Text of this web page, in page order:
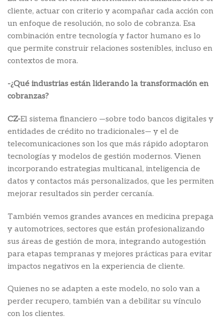
cliente, actuar con criterio y acompañar cada acción con
un enfoque de resolución, no solo de cobranza. Esa
combinación entre tecnología y factor humano es lo
que permite construir relaciones sostenibles, incluso en
contextos de mora.
-¿Qué industrias están liderando la transformación en
cobranzas?
CZ-El sistema financiero —sobre todo bancos digitales y
entidades de crédito no tradicionales— y el de
telecomunicaciones son los que más rápido adoptaron
tecnologías y modelos de gestión modernos. Vienen
incorporando estrategias multicanal, inteligencia de
datos y contactos más personalizados, que les permiten
mejorar resultados sin perder cercanía.
También vemos grandes avances en medicina prepaga
y automotrices, sectores que están profesionalizando
sus áreas de gestión de mora, integrando autogestión
para etapas tempranas y mejores prácticas para evitar
impactos negativos en la experiencia de cliente.
Quienes no se adapten a este modelo, no solo van a
perder recupero, también van a debilitar su vínculo
con los clientes.